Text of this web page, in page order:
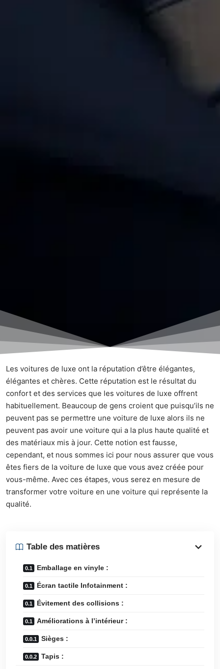
Les voitures de luxe ont la réputation d’être élégantes,
élégantes et chères. Cette réputation est le résultat du
confort et des services que les voitures de luxe offrent
habituellement. Beaucoup de gens croient que puisqu’ils ne
peuvent pas se permettre une voiture de luxe alors ils ne
peuvent pas avoir une voiture qui a la plus haute qualité et
des matériaux mis à jour. Cette notion est fausse,
cependant, et nous sommes ici pour nous assurer que vous
êtes fiers de la voiture de luxe que vous avez créée pour
vous-même. Avec ces étapes, vous serez en mesure de
transformer votre voiture en une voiture qui représente la
qualité.
Table des matières
Emballage en vinyle :
Écran tactile Infotainment :
Évitement des collisions :
Améliorations à l’intérieur :
Sièges :
Tapis :